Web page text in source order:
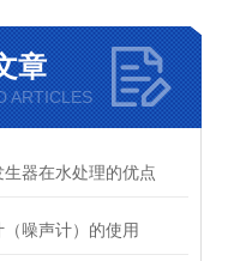
章
ARTICLES
器在水处理的优点
噪声计）的使用